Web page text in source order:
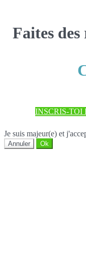
Faites
INSCRIS-TOI
Je suis majeur(e) et
Annuler Ok